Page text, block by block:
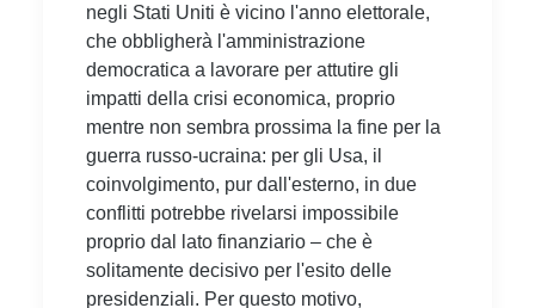
negli Stati Uniti è vicino l'anno elettorale,
che obbligherà l'amministrazione
democratica a lavorare per attutire gli
impatti della crisi economica, proprio
mentre non sembra prossima la fine per la
guerra russo-ucraina: per gli Usa, il
coinvolgimento, pur dall'esterno, in due
conflitti potrebbe rivelarsi impossibile
proprio dal lato finanziario – che è
solitamente decisivo per l'esito delle
presidenziali. Per questo motivo,